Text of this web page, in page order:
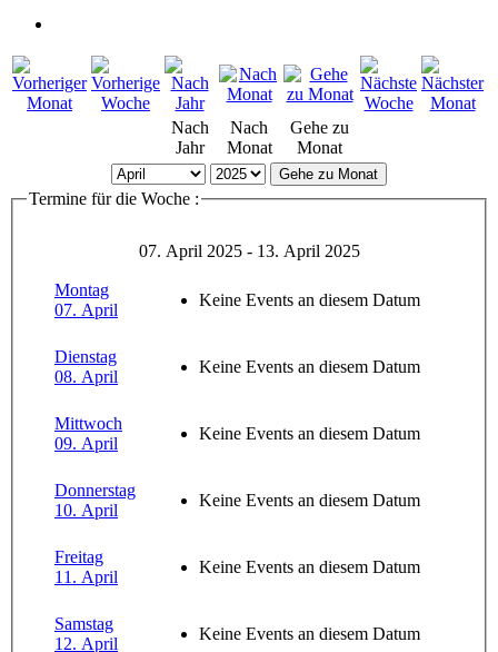
Nach
Jahr
Nach
Monat
Gehe zu
Monat
Gehe zu Monat
Termine für die Woche :
07. April 2025 - 13. April 2025
Montag
07. April
Keine Events an diesem Datum
Dienstag
08. April
Keine Events an diesem Datum
Mittwoch
09. April
Keine Events an diesem Datum
Donnerstag
10. April
Keine Events an diesem Datum
Freitag
11. April
Keine Events an diesem Datum
Samstag
12. April
Keine Events an diesem Datum